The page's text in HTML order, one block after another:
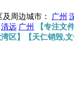
周边城市： 广州
清远 广州
【专注文
区】【天仁销毁,